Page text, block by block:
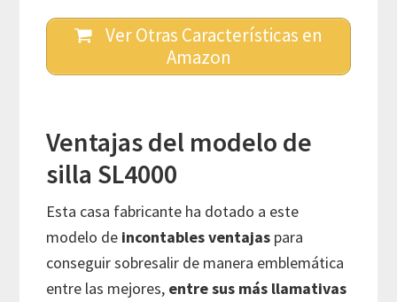
Ver Otras Características en
Amazon
Ventajas del modelo de
silla SL4000
Esta casa fabricante ha dotado a este
modelo de incontables ventajas para
conseguir sobresalir de manera emblemática
entre las mejores, entre sus más llamativas